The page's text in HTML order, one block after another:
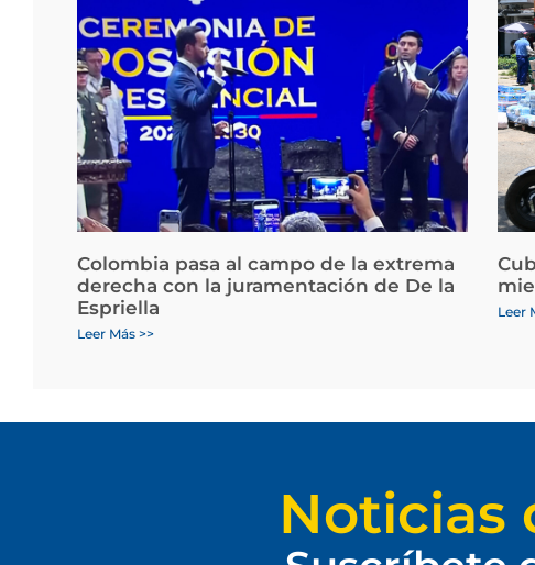
Colombia pasa al campo de la extrema
derecha con la juramentación de De la
Espriella
Leer Más >>
Leer
Noticias